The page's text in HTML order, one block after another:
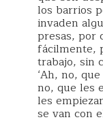
los barrios
invaden
presas, por
fácilmente,
trabajo, sin
‘Ah, no,
no, que les
les
se van con